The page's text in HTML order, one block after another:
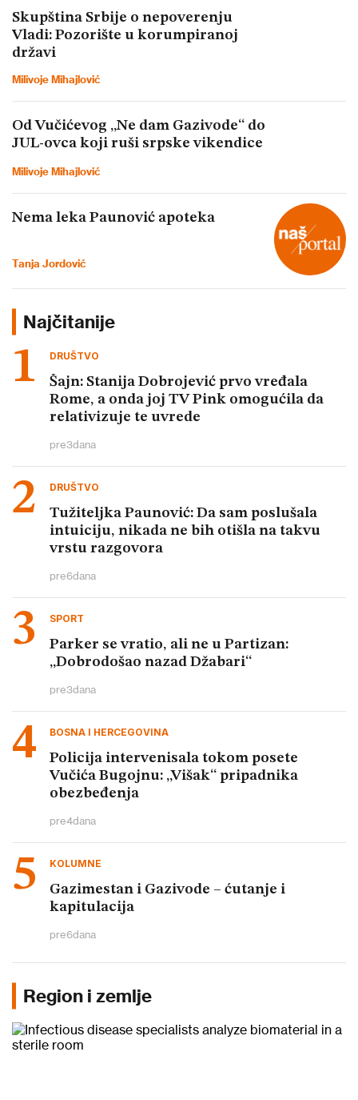
Skupština Srbije o nepoverenju
Vladi: Pozorište u korumpiranoj
državi
Milivoje Mihajlović
Od Vučićevog „Ne dam Gazivode“ do
JUL-ovca koji ruši srpske vikendice
Milivoje Mihajlović
Nema leka Paunović apoteka
Tanja Jordović
Najčitanije
DRUŠTVO
Šajn: Stanija Dobrojević prvo vređala
Rome, a onda joj TV Pink omogućila da
relativizuje te uvrede
pre3dana
DRUŠTVO
Tužiteljka Paunović: Da sam poslušala
intuiciju, nikada ne bih otišla na takvu
vrstu razgovora
pre6dana
SPORT
Parker se vratio, ali ne u Partizan:
„Dobrodošao nazad Džabari“
pre3dana
BOSNA I HERCEGOVINA
Policija intervenisala tokom posete
Vučića Bugojnu: „Višak“ pripadnika
obezbeđenja
pre4dana
KOLUMNE
Gazimestan i Gazivode – ćutanje i
kapitulacija
pre6dana
Region i zemlje